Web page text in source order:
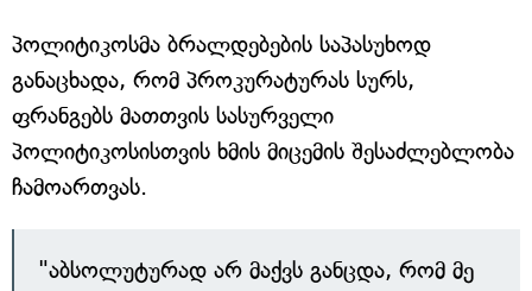
პოლიტიკოსმა ბრალდებების საპასუხოდ
განაცხადა, რომ პროკურატურას სურს,
ფრანგებს მათთვის სასურველი
პოლიტიკოსისთვის ხმის მიცემის შესაძლებლობა
ჩამოართვას.
"აბსოლუტურად არ მაქვს განცდა, რომ მე